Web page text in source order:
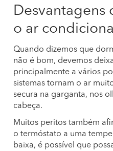
Desvantagens
o ar
Quando dizemos que
não é bom, devemos
principalmente a vários
sistemas tornam o ar
secura na garganta, nos
cabeça.
Muitos peritos também
o termóstato a uma
baixa, é possível que